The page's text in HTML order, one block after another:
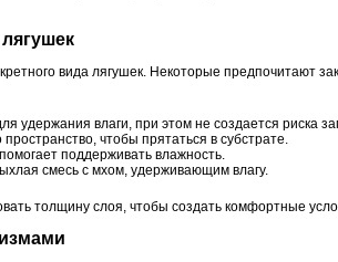
вида лягушек. Некоторые предпочитают
удержания влаги, при этом не создается риска
чтобы прятаться в субстрате.
поддерживать влажность.
смесь с мхом, удерживающим влагу.
толщину слоя, чтобы создать комфортные